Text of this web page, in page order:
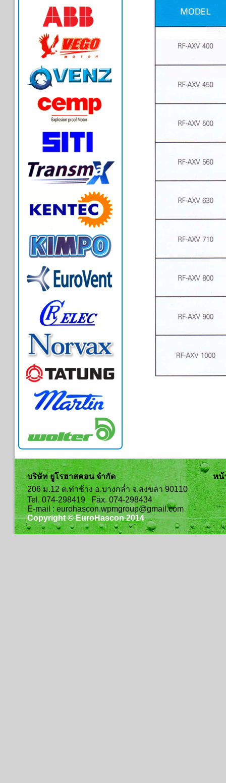
บริษัท ยูโรฮาสคอน จำกัด
206 ม.12 ต.ท่าช้าง อ.บางกล่ำ จ.สงขลา 90110
Tel. 074-298419 Fax. 074-298434
E-mail : eurohascon.wpmgroup@gmail.com
Copyright © EuroHascon 2014
หน้